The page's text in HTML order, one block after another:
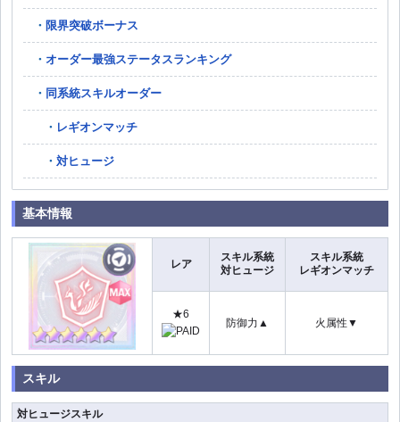
限界突破ボーナス
オーダー最強ステータスランキング
同系統スキルオーダー
レギオンマッチ
対ヒュージ
基本情報
レア
スキル系統
対ヒュージ
スキル系統
レギオンマッチ
★6
防御力▲ 火属性▼
スキル
対ヒュージスキル